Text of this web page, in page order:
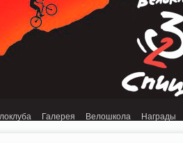
Галерея Велошкола Награды